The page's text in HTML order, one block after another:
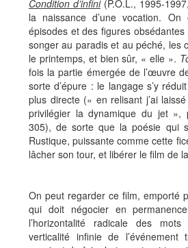
Condition d’infini(P.O.L., 1995-
la naissance d’une vocation.
épisodes et des figures
songer au paradis et au péché, les
le printemps, et bien sûr, « elle ».
fois la partie émergée de l’œuvre
sorte d’épure : le langage s’y
plus directe (« en relisant j’ai
privilégier la dynamique du jet »,
305), de sorte que la poésie qui
Rustique, puissante comme cette
lâcher son tour, et libérer le film de
On peut regarder ce film, emporté
qui doit négocier en
l’horizontalité radicale des
verticalité infinie de l’événement